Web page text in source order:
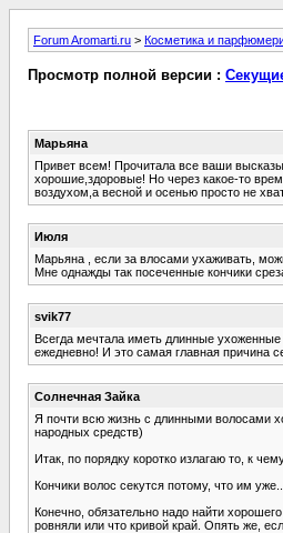
Forum Aromarti.ru > Косметика и
Просмотр полной версии :
Марьяна
Привет всем! Прочитала все ваши
хорошие,здоровые! Но через какое-то
воздухом,а весной и осенью просто не
Июля
Марьяна , если за влосами ухаживать,
Мне однажды так посеченные кончики
svik77
Всегда мечтала иметь длинные
ежедневно! И это самая главная причина
Солнечная Зайка
Я почти всю жизнь с длинными волосами
народных средств)
Итак, по порядку коротко излагаю то, к
Кончики волос секутся потому, что им
Конечно, обязательно надо найти
ровняли или что кривой край. Опять же,